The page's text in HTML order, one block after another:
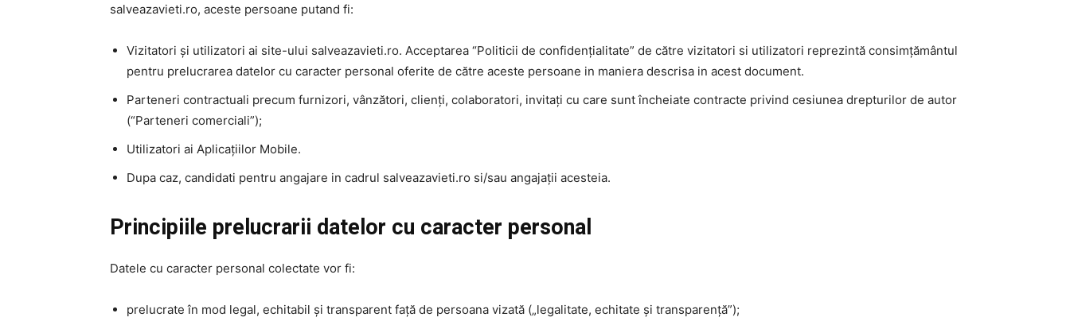
salveazavieti.ro, aceste persoane putand fi:
Vizitatori și utilizatori ai site-ului salveazavieti.ro. Acceptarea “Politicii de confidențialitate” de către vizitatori si utilizatori reprezintă consimțământul
pentru prelucrarea datelor cu caracter personal oferite de către aceste persoane in maniera descrisa in acest document.
Parteneri contractuali precum furnizori, vânzători, clienți, colaboratori, invitați cu care sunt încheiate contracte privind cesiunea drepturilor de autor
(“Parteneri comerciali”);
Utilizatori ai Aplicațiilor Mobile.
Dupa caz, candidati pentru angajare in cadrul salveazavieti.ro si/sau angajații acesteia.
Principiile prelucrarii datelor cu caracter personal
Datele cu caracter personal colectate vor fi:
prelucrate în mod legal, echitabil și transparent față de persoana vizată („legalitate, echitate și transparență”);